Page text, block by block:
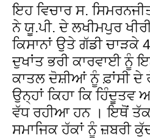
ਇਹ ਵਿਚਾਰ ਸ.
ਨੇ ਯੂ.ਪੀ. ਦੇ ਲਖੀਮਪੁਰ
ਕਿਸਾਨਾਂ ਉਤੇ ਗੱਡੀ ਚਾੜਕੇ
ਦੁਖਾਂਤ ਭਰੀ ਕਾਰਵਾਈ ਨੂੰ
ਕਾਤਲ ਦੋਸ਼ੀਆਂ ਨੂੰ ਫ਼ਾਂਸੀ
ਉਨ੍ਹਾਂ ਕਿਹਾ ਕਿ
ਵੱਧ ਰਹੀਆ ਹਨ । ਇਥੋਂ ਤੱਕ
ਸਮਾਜਿਕ ਹੱਕਾਂ ਨੂੰ ਜ਼ਬਰੀ